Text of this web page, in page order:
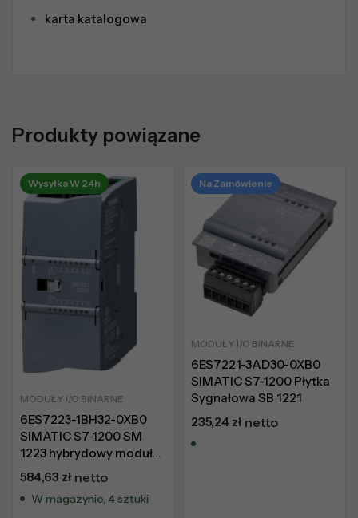
karta katalogowa
Produkty powiązane
Wysyłka W 24h
MODUŁY I/O BINARNE
6ES7223-1BH32-0XB0
SIMATIC S7-1200 SM
1223 hybrydowy moduł
cyfrowy 8DI/8DO
tranzystor 0.5A
584,63 zł netto
W magazynie, 4 sztuki
Na Zamówienie
MODUŁY I/O BINARNE
6ES7221-3AD30-0XB0
SIMATIC S7-1200 Płytka
Sygnałowa SB 1221
235,24 zł netto